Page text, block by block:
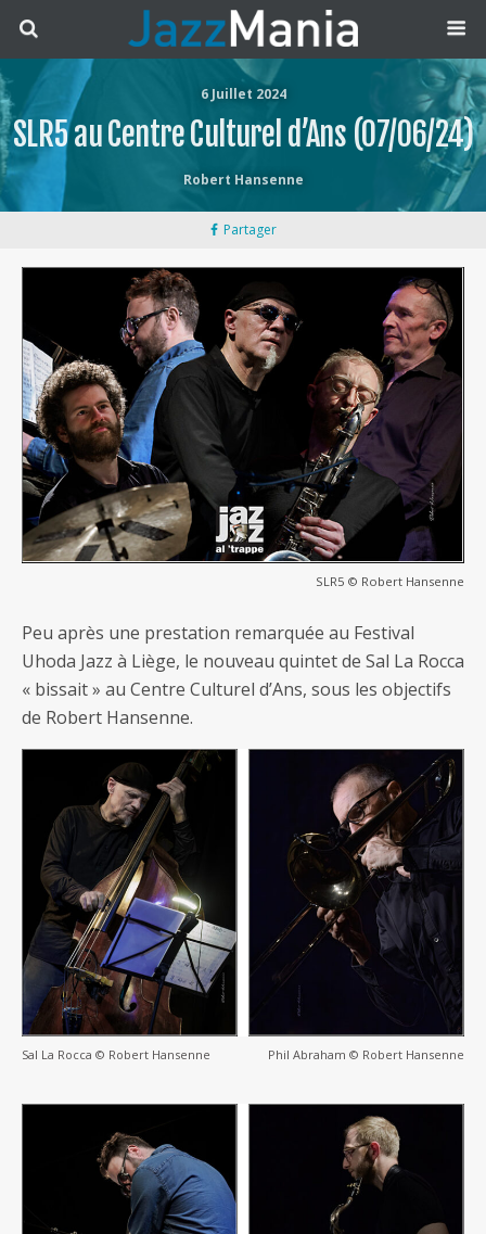
6 Juillet 2024
SLR5 au Centre Culturel d’Ans (07/06/24)
Robert Hansenne
Partager
SLR5 © Robert Hansenne
Peu après une prestation remarquée au Festival
Uhoda Jazz à Liège, le nouveau quintet de Sal La Rocca
« bissait » au Centre Culturel d’Ans, sous les objectifs
de Robert Hansenne.
Sal La Rocca © Robert Hansenne Phil Abraham © Robert Hansenne